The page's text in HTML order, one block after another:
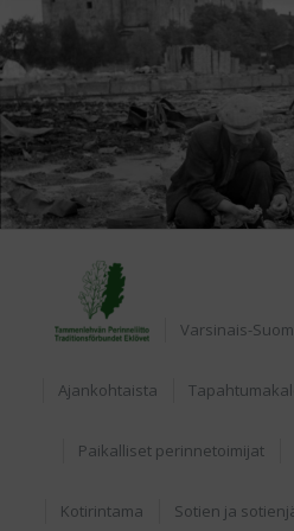
Varsinais-
Ajankohtaista
Paikalliset perinnetoimijat
Kotirintama Sotien ja